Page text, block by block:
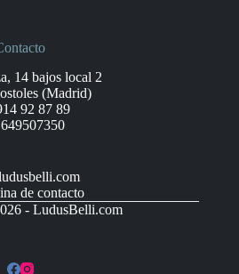
14 bajos local 2
(Madrid)
92 87 89
de contacto
- LudusBelli.com